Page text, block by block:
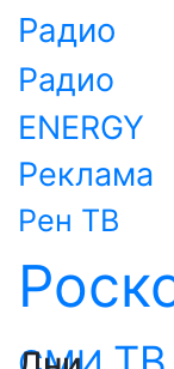
Радио
Радио
ENERGY
Реклама
Рен ТВ